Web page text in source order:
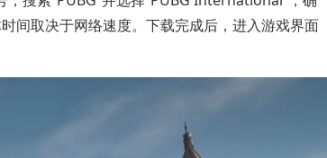
间取决于网络速度。下载完成后，进入游戏界面